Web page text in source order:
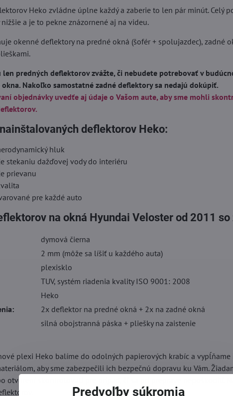
Heko zvládne úplne každý a zaberie to len pár minút. Celý
a je to pekne znázornené aj na videu.
okenné deflektory na predné okná (šofér + spolujazdec), zadné
len predných deflektorov zvážte, či nebudete potrebovať v
okna. Nakoľko samostatné zadné deflektory sa nedajú dokúpiť.
objednávky uvedťe aj údaje o Vašom aute, aby sme mohli
deflektorov Heko:
hluk
stekaniu dažďovej vody do interiéru
prievanu
pre každé auto
na okná Hyundai Veloster od 2011 so
dymová čierna
2 mm (môže sa líšiť u každého auta)
plexisklo
TUV, systém riadenia kvality ISO 9001: 2008
Heko
2x deflektor na predné okná + 2x na zadné okná
silná obojstranná páska + pliešky na zaistenie
plexi Heko balíme do odolných papierových krabíc a vypĺňame
aby sme zabezpečili ich bezpečnú dopravu ku Vám.
otvorení skontrolovali pre prípad, či sa pri preprave nepoškodili.
Predvoľby súkromia